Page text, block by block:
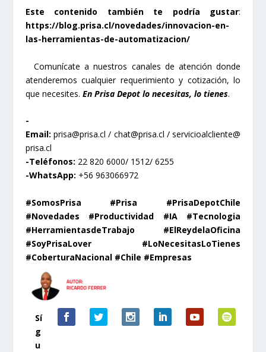
Este contenido también te podría gustar:
https://blog.prisa.cl/novedades/innovacion-en-
las-herramientas-de-automatizacion/
Comunícate a nuestros canales de atención donde
atenderemos cualquier requerimiento y cotización, lo
que necesites. En Prisa Depot lo necesitas, lo tienes.
-
Email: prisa@prisa.cl / chat@prisa.cl / servicioalcliente@
prisa.cl
-Teléfonos: 22 820 6000/ 1512/ 6255
-WhatsApp: +56 963066972
#SomosPrisa #Prisa #PrisaDepotChile
#Novedades #Productividad #IA #Tecnologia
#HerramientasdeTrabajo #ElReydelaOficina
#SoyPrisaLover #LoNecesitasLoTienes
#CoberturaNacional #Chile #Empresas
Sí
g
u